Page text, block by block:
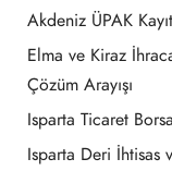
Akdeniz ÜPAK
Elma ve Kiraz
Çözüm Arayışı
Isparta Ticaret
Isparta Deri İhtisas